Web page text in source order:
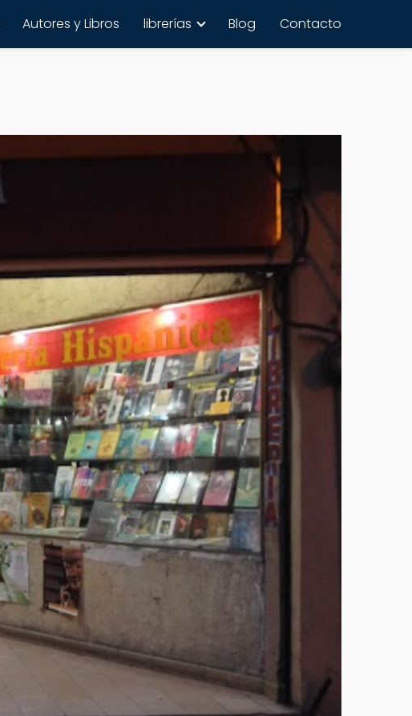
Autores y Libros librerías Blog Contacto